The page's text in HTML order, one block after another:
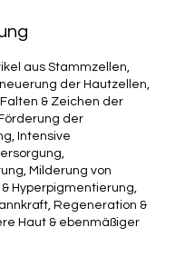
aus Stammzellen,
der Hautzellen,
& Zeichen der
der
Intensive
Milderung von
Hyperpigmentierung,
Regeneration &
Haut & ebenmäßiger